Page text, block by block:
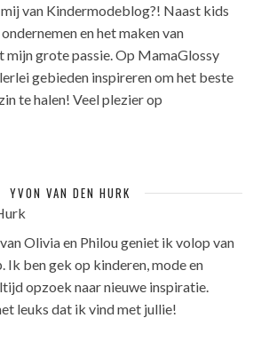
van Kindermodeblog?! Naast kids
en het maken van
mijn grote passie. Op MamaGlossy
gebieden inspireren om het beste
te halen! Veel plezier op
YVON VAN DEN HURK
Olivia en Philou geniet ik volop van
Ik ben gek op kinderen, mode en
opzoek naar nieuwe inspiratie.
leuks dat ik vind met jullie!